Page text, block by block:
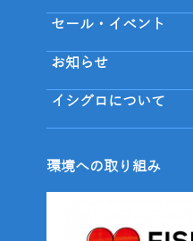
セール・イベント
お知らせ
イシグロについて
環境への取り組み